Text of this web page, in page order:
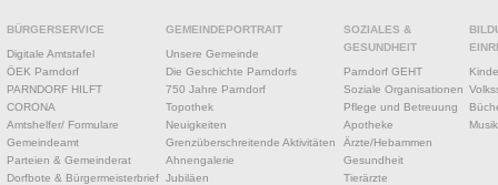
BÜRGERSERVICE
Digitale Amtstafel
ÖEK Parndorf
PARNDORF HILFT
CORONA
Amtshelfer/ Formulare
Gemeindeamt
Parteien & Gemeinderat
Dorfbote & Bürgermeisterbrief
GEMEINDEPORTRAIT
Unsere Gemeinde
Die Geschichte Parndorfs
750 Jahre Parndorf
Topothek
Neuigkeiten
Grenzüberschreitende Aktivitäten
Ahnengalerie
Jubiläen
SOZIALES &
GESUNDHEIT
Parndorf GEHT
Soziale Organisationen
Pflege und Betreuung
Apotheke
Ärzte/Hebammen
Gesundheit
Tierärzte